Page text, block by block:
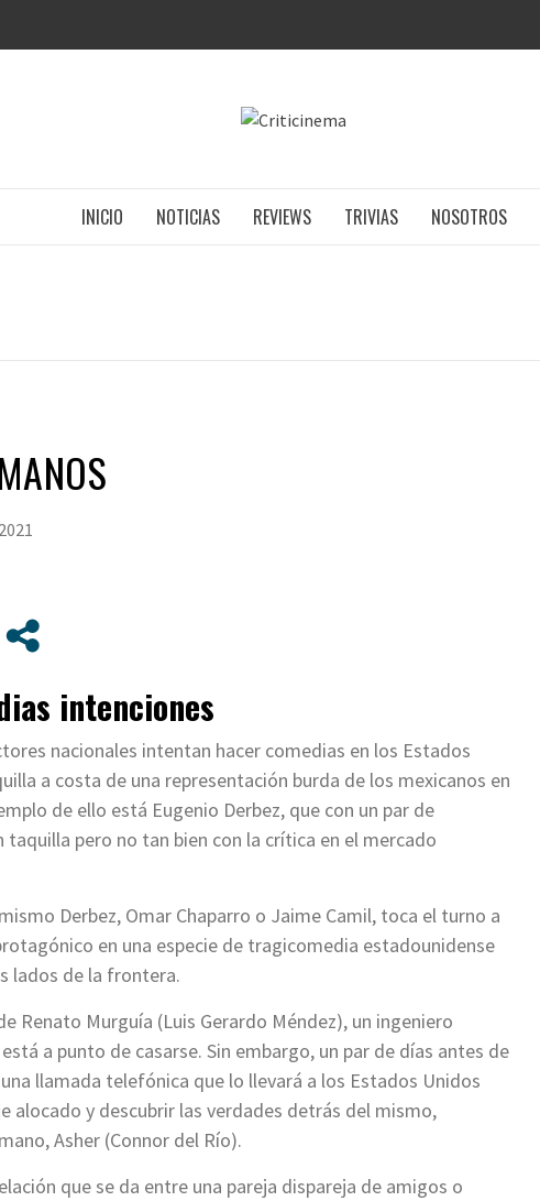
INICIO NOTICIAS REVIEWS TRIVIAS NOSOTROS
intenciones
nacionales intentan hacer comedias en los Estados
a costa de una representación burda de los mexicanos en
de ello está Eugenio Derbez, que con un par de
pero no tan bien con la crítica en el mercado
Derbez, Omar Chaparro o Jaime Camil, toca el turno a
en una especie de tragicomedia estadounidense
lados de la frontera.
Renato Murguía (Luis Gerardo Méndez), un ingeniero
a punto de casarse. Sin embargo, un par de días antes de
llamada telefónica que lo llevará a los Estados Unidos
alocado y descubrir las verdades detrás del mismo,
Asher (Connor del Río).
que se da entre una pareja dispareja de amigos o